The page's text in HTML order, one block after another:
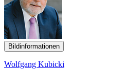
Bildinformationen
Wolfgang Kubicki